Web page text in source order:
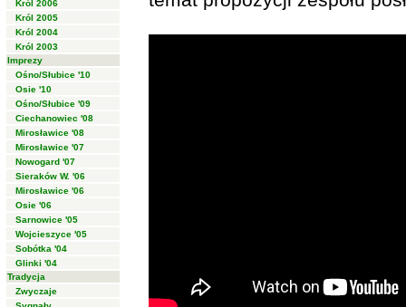
Król 2006
Król 2005
Król 2004
Król 2003
Imprezy
Ośno/Słubice '10
Osie '10
Ośno/Słubice '09
Ciechanowiec '08
Mirosławice '08
Mirosławice '07
Nowogard '07
Sieraków W. '06
Mirosławice '06
Osie '06
Sarnowice '05
Wojcieszyce '05
Sobótka '04
Glinki '04
Tradycja
Zwyczaje